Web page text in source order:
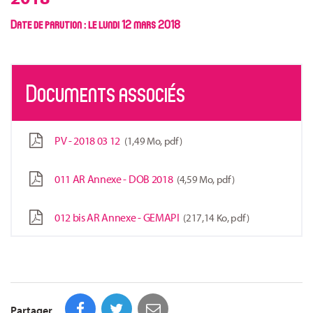
Date de parution : le lundi 12 mars 2018
Documents associés
PV - 2018 03 12 1,49 Mo, pdf
011 AR Annexe - DOB 2018 4,59 Mo, pdf
012 bis AR Annexe - GEMAPI 217,14 Ko, pdf
Partager